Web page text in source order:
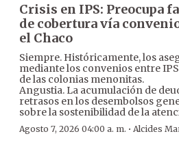
Crisis en IPS: Preocupa
de cobertura vía
el Chaco
Siempre. Históricamente, los
mediante los convenios entre
de las colonias menonitas.
Angustia. La acumulación de
retrasos en los desembolsos
sobre la sostenibilidad de la
Agosto 7, 2026 04:00 a. m. · Alcides